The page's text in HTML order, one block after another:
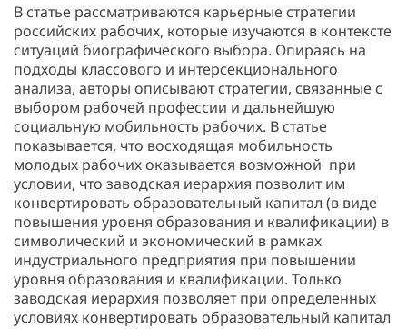
В статье рассматриваются карьерные стратегии
российских рабочих, которые изучаются в контексте
ситуаций биографического выбора. Опираясь на
подходы классового и интерсекционального
анализа, авторы описывают стратегии, связанные с
выбором рабочей профессии и дальнейшую
социальную мобильность рабочих. В статье
показывается, что восходящая мобильность
молодых рабочих оказывается возможной при
условии, что заводская иерархия позволит им
конвертировать образовательный капитал (в виде
повышения уровня образования и квалификации) в
символический и экономический в рамках
индустриального предприятия при повышении
уровня образования и квалификации. Только
заводская иерархия позволяет при определенных
условиях конвертировать образовательный капитал